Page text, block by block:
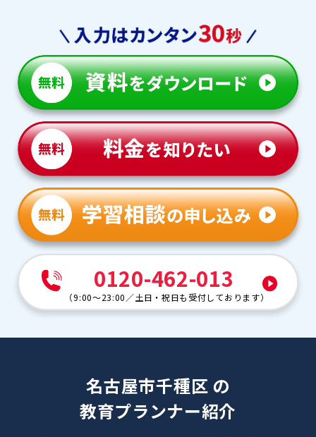
0120-462-013
（9:00～23:00 ／土日・祝日も受付しております）
名古屋市千種区 の
教育プランナー紹介